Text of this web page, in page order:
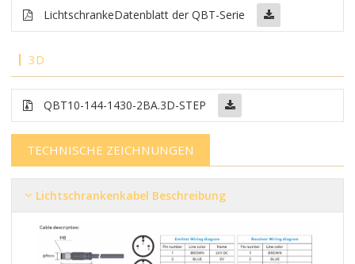
LichtschrankeDatenblatt der QBT-Serie
3D
QBT10-144-1430-2BA.3D-STEP
TECHNISCHE ZEICHNUNGEN
Lichtschrankenkabel Beschreibung